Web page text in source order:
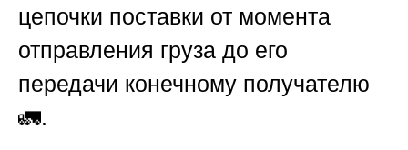
цепочки поставки от момента
отправления груза до его
передачи конечному получателю
🚛.